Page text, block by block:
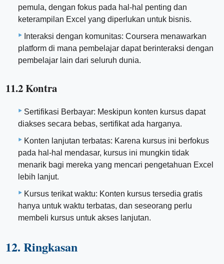
pemula, dengan fokus pada hal-hal penting dan
keterampilan Excel yang diperlukan untuk bisnis.
Interaksi dengan komunitas: Coursera menawarkan
platform di mana pembelajar dapat berinteraksi dengan
pembelajar lain dari seluruh dunia.
11.2 Kontra
Sertifikasi Berbayar: Meskipun konten kursus dapat
diakses secara bebas, sertifikat ada harganya.
Konten lanjutan terbatas: Karena kursus ini berfokus
pada hal-hal mendasar, kursus ini mungkin tidak
menarik bagi mereka yang mencari pengetahuan Excel
lebih lanjut.
Kursus terikat waktu: Konten kursus tersedia gratis
hanya untuk waktu terbatas, dan seseorang perlu
membeli kursus untuk akses lanjutan.
12. Ringkasan